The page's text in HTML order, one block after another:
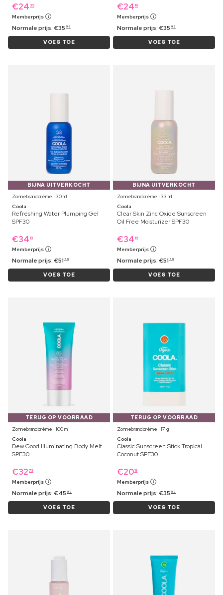
€24 39
Memberprijs
Normale prijs:€35 99
VOEG TOE
€24 19
Memberprijs
Normale prijs:€35 99
VOEG TOE
BIJNA UITVERKOCHT
Zonnebrandcrème ⋅ 30 ml
Coola
Refreshing Water Plumping Gel
SPF30
€34 19
Memberprijs
Normale prijs:€51 69
VOEG TOE
BIJNA UITVERKOCHT
Zonnebrandcrème ⋅ 33 ml
Coola
Clear Skin Zinc Oxide Sunscreen
Oil Free Moisturizer SPF30
€34 19
Memberprijs
Normale prijs:€51 69
VOEG TOE
TERUG OP VOORRAAD
Zonnebrandcrème ⋅ 100 ml
Coola
Dew Good Illuminating Body Melt
SPF30
€32 79
Memberprijs
Normale prijs:€45 99
VOEG TOE
TERUG OP VOORRAAD
Zonnebrandcrème ⋅ 17 g
Coola
Classic Sunscreen Stick Tropical
Coconut SPF30
€2019
Memberprijs
Normale prijs:€35 99
VOEG TOE